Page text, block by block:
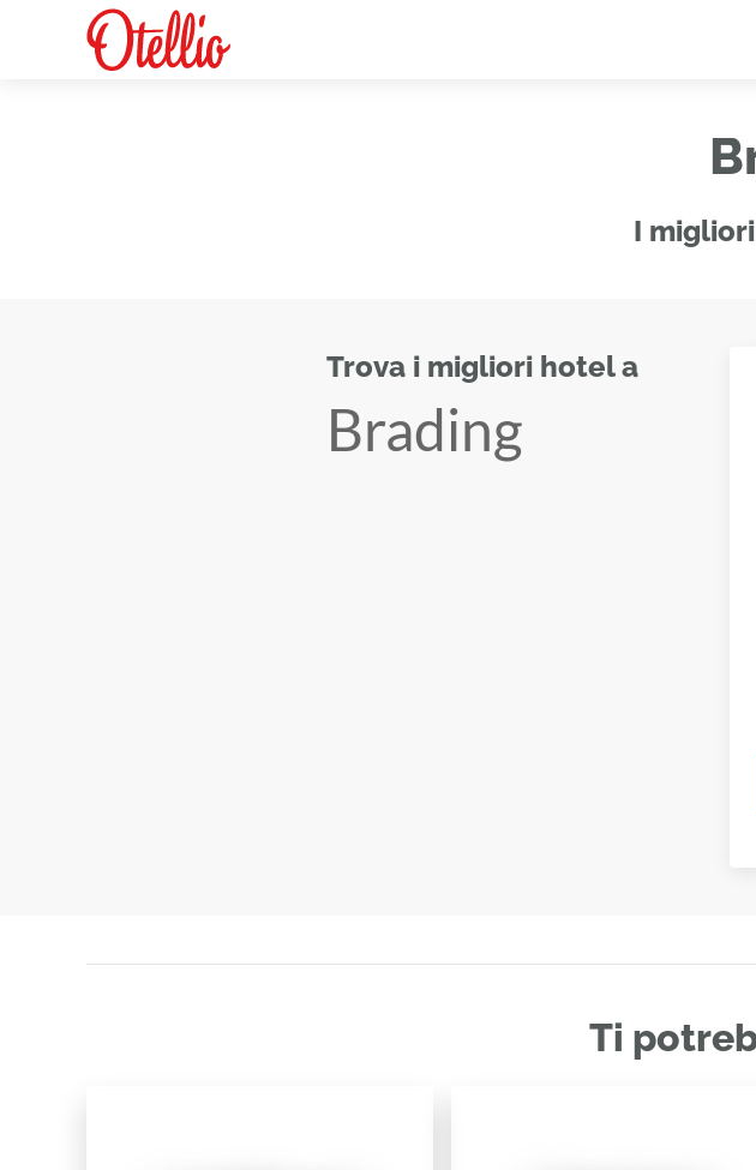
I
Trova i migliori hotel a
Brading
Ti